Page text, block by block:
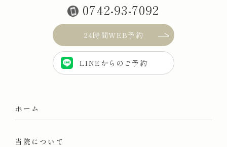
0742-93-7092
24時間WEB予約
LINEからのご予約
ホーム
当院について